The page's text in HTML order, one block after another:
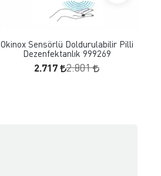
SEPETE EKLE
Okinox Sensörlü Doldurulabilir Pilli
Dezenfektanlık 999269
2.717 2.801